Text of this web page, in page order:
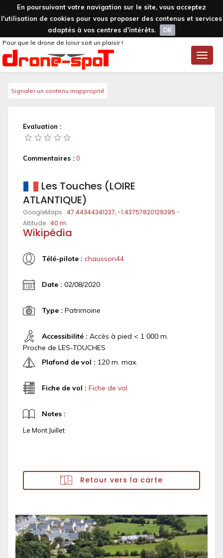
En poursuivant votre navigation sur le site, vous acceptez
l'utilisation de cookies pour vous proposer des contenus et services
adaptés à vos centres d'intérêts.
OK
Toggle
Pour que le drone de loisir soit un plaisir !
Signaler un contenu inapproprié
Evaluation :
Commentaires : 0
Les Touches (LOIRE
ATLANTIQUE)
GoogleMaps : 47.44344341237, -1.43757820129395 -
Altitude : 40 m.
Wikipédia
Télé-pilote : chausson44
Date : 02/08/2020
Type : Patrimoine
Accessibilité : Accès à pied < 1 000 m.
Proche de LES-TOUCHES
Plafond de vol : 120 m. max.
Fiche de vol : Fiche de vol
Notes :
Le Mont Juillet
Retour vers la carte